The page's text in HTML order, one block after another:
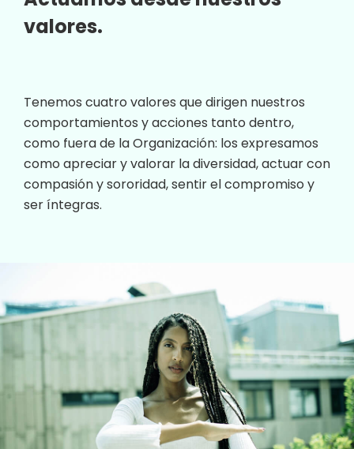
valores.
Tenemos cuatro valores que dirigen nuestros
comportamientos y acciones tanto dentro,
como fuera de la Organización: los expresamos
como apreciar y valorar la diversidad, actuar con
compasión y sororidad, sentir el compromiso y
ser íntegras.